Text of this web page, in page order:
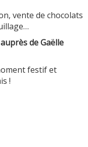
vente de chocolats
de Gaëlle
festif et
!